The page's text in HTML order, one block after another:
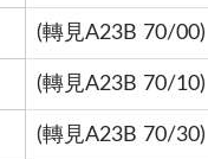
(轉見A23B 70/00)
(轉見A23B 70/10)
(轉見A23B 70/30)